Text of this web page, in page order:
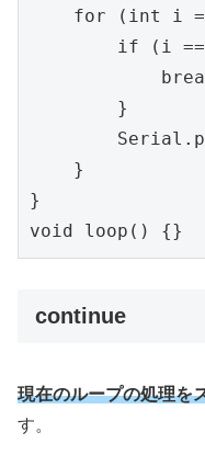
for (int i
if (i
        }
    }
}
void loop() {}
continue
現在のループの処理を
す。